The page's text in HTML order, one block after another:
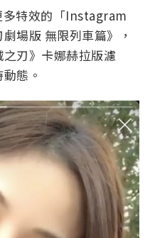
特效的「Instagram
場版 無限列車篇》，
刃》卡娜赫拉版濾
態。